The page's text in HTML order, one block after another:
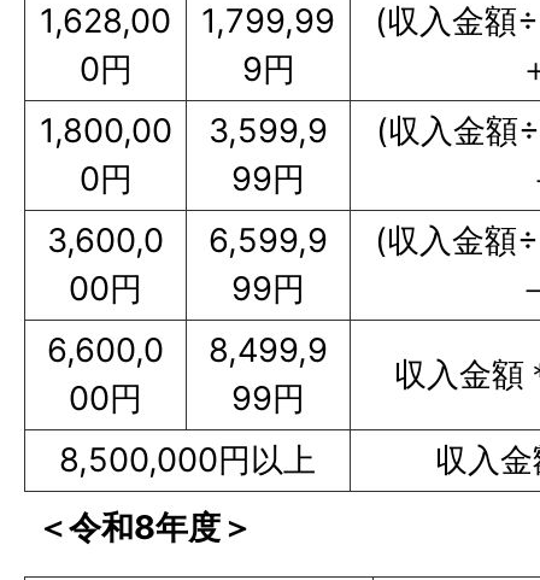
1,628,00
0円
1,799,99
9円
(収入金額
1,800,00
0円
3,599,9
99円
(収入金額
3,600,0
00円
6,599,9
99円
(収入金額
6,600,0
00円
8,499,9
99円
収入金額
8,500,000円以上
収入
＜令和8年度＞